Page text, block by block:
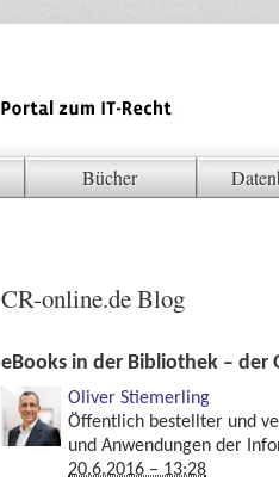
Bücher
CR-online.de Blog
eBooks in der Bibliothek – der
Oliver Stiemerling
Öffentlich bestellter und
und Anwendungen der
20.6.2016 – 13:28